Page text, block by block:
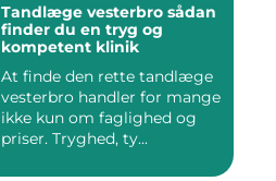
Tandlæge vesterbro sådan
finder du en tryg og
kompetent klinik
At finde den rette tandlæge
vesterbro handler for mange
ikke kun om faglighed og
priser. Tryghed, ty...